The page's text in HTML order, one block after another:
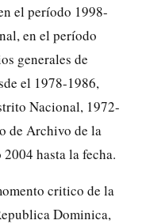
el período 1998-
en el período
generales de
el 1978-1986,
Nacional, 1972-
de Archivo de la
hasta la fecha.
critico de la
Dominica,